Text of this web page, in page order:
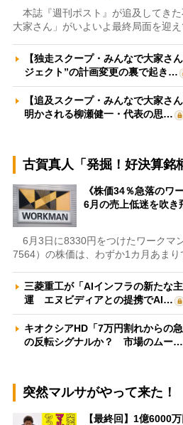
本誌『週刊ポスト』が追及してき
大家さん」がいよいよ最終局面を迎
【独走スクープ・みんなで大家さ
ジェクト”の計画変更の裏で起き…
【追及スクープ・みんなで大家さ
明かされる柳瀬健一・代表の思…
古賀真人「発掘！好決算銘
《株価34％急落のワ
6月の売上低迷を吹
6月3日に8330円をつけたワークマ
7564）の株価は、わずか1カ月あまり
三菱重工が「AIインフラの新たな
運 エヌビディアとの提携でAI…
キオクシアHD「7万円割れからの
の反転シグナルか？ 市場のムー…
突然マルサがやって来た！
【最終回】1億6000